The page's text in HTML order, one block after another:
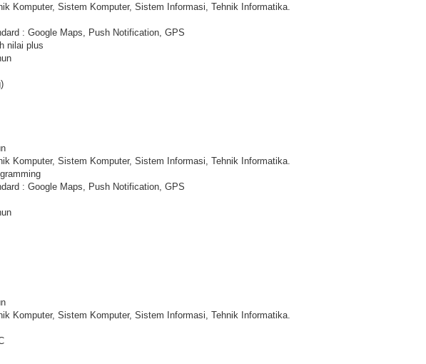
Komputer, Sistem Komputer, Sistem Informasi, Tehnik Informatika.
: Google Maps, Push Notification, GPS
nilai plus
Komputer, Sistem Komputer, Sistem Informasi, Tehnik Informatika.
: Google Maps, Push Notification, GPS
Komputer, Sistem Komputer, Sistem Informasi, Tehnik Informatika.